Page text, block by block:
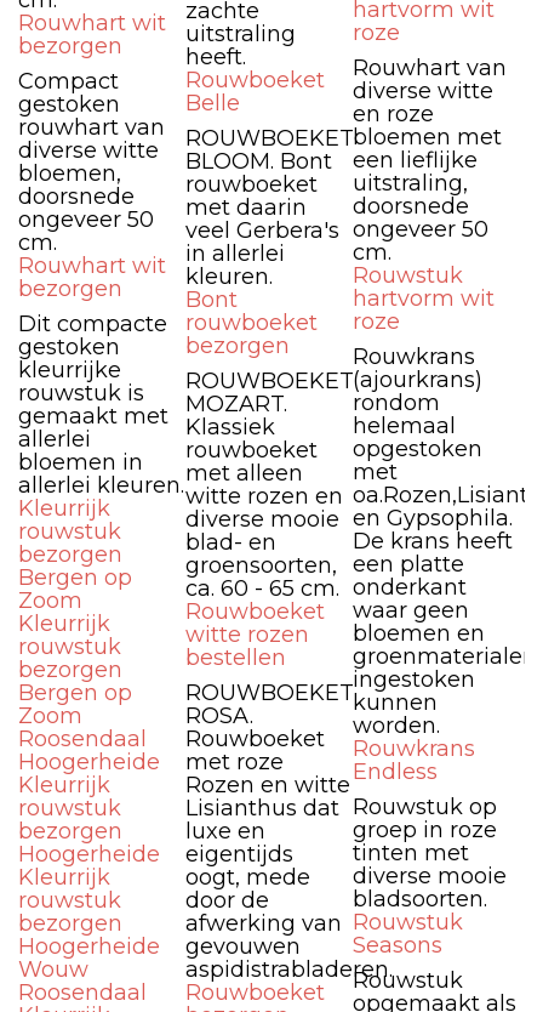
Rouwhart wit
bezorgen
Compact
gestoken
rouwhart van
diverse witte
bloemen,
doorsnede
ongeveer 50
cm.
Rouwhart wit
bezorgen
Dit compacte
gestoken
kleurrijke
rouwstuk is
gemaakt met
allerlei
bloemen in
allerlei kleuren.
Kleurrijk
rouwstuk
bezorgen
Bergen op
Zoom
Kleurrijk
rouwstuk
bezorgen
Bergen op
Zoom
Roosendaal
Hoogerheide
Kleurrijk
rouwstuk
bezorgen
Hoogerheide
Kleurrijk
rouwstuk
bezorgen
Hoogerheide
Wouw
Roosendaal
zachte
uitstraling
heeft.
Rouwboeket
Belle
ROUWBOEKET
BLOOM. Bont
rouwboeket
met daarin
veel Gerbera's
in allerlei
kleuren.
Bont
rouwboeket
bezorgen
ROUWBOEKET
MOZART.
Klassiek
rouwboeket
met alleen
witte rozen en
diverse mooie
blad- en
groensoorten,
ca. 60 - 65 cm.
Rouwboeket
witte rozen
bestellen
ROUWBOEKET
ROSA.
Rouwboeket
met roze
Rozen en witte
Lisianthus dat
luxe en
eigentijds
oogt, mede
door de
afwerking van
gevouwen
aspidistrabladeren.
Rouwboeket
hartvorm wit
roze
Rouwhart van
diverse witte
en roze
bloemen met
een lieflijke
uitstraling,
doorsnede
ongeveer 50
cm.
Rouwstuk
hartvorm wit
roze
Rouwkrans
(ajourkrans)
rondom
helemaal
opgestoken
met
en Gypsophila.
De krans heeft
een platte
onderkant
waar geen
bloemen en
groenmaterialen
ingestoken
kunnen
worden.
Rouwkrans
Endless
Rouwstuk op
groep in roze
tinten met
diverse mooie
bladsoorten.
Rouwstuk
Seasons
Rouwstuk
opgemaakt als